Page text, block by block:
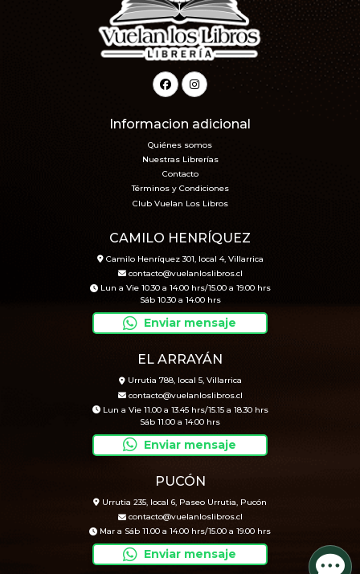
Informacion adicional
Quiénes somos
Nuestras Librerías
Contacto
Términos y Condiciones
Club Vuelan Los Libros
CAMILO HENRÍQUEZ
Camilo Henríquez 301, local 4, Villarrica
contacto@vuelanloslibros.cl
Lun a Vie 10.30 a 14.00 hrs/15.00 a 19.00 hrs
Sáb 10.30 a 14.00 hrs
Enviar mensaje
EL ARRAYÁN
Urrutia 788, local 5, Villarrica
contacto@vuelanloslibros.cl
Lun a Vie 11.00 a 13.45 hrs/15.15 a 18.30 hrs
Sáb 11.00 a 14.00 hrs
Enviar mensaje
PUCÓN
Urrutia 235, local 6, Paseo Urrutia, Pucón
contacto@vuelanloslibros.cl
Mar a Sáb 11.00 a 14.00 hrs/15.00 a 19.00 hrs
Enviar mensaje